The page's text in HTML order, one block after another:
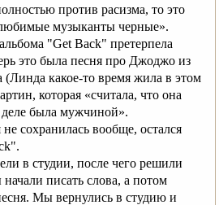
против расизма, то это
музыканты черные».
"Get Back" претерпела
это была песня про Джоджо из
какое‑то время жила в этом
которая «считала, что она
была мужчиной».
сохранилась вообще, остался
в студии, после чего решили
писать слова, а потом
Мы вернулись в студию и